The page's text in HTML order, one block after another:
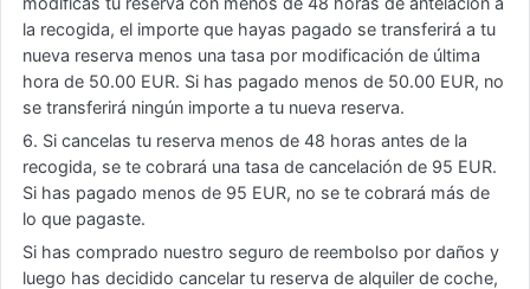
la recogida, el importe que hayas pagado se transferirá a tu
nueva reserva menos una tasa por modificación de última
hora de 50.00 EUR. Si has pagado menos de 50.00 EUR, no
se transferirá ningún importe a tu nueva reserva.
6. Si cancelas tu reserva menos de 48 horas antes de la
recogida, se te cobrará una tasa de cancelación de 95 EUR.
Si has pagado menos de 95 EUR, no se te cobrará más de
lo que pagaste.
Si has comprado nuestro seguro de reembolso por daños y
luego has decidido cancelar tu reserva de alquiler de coche,